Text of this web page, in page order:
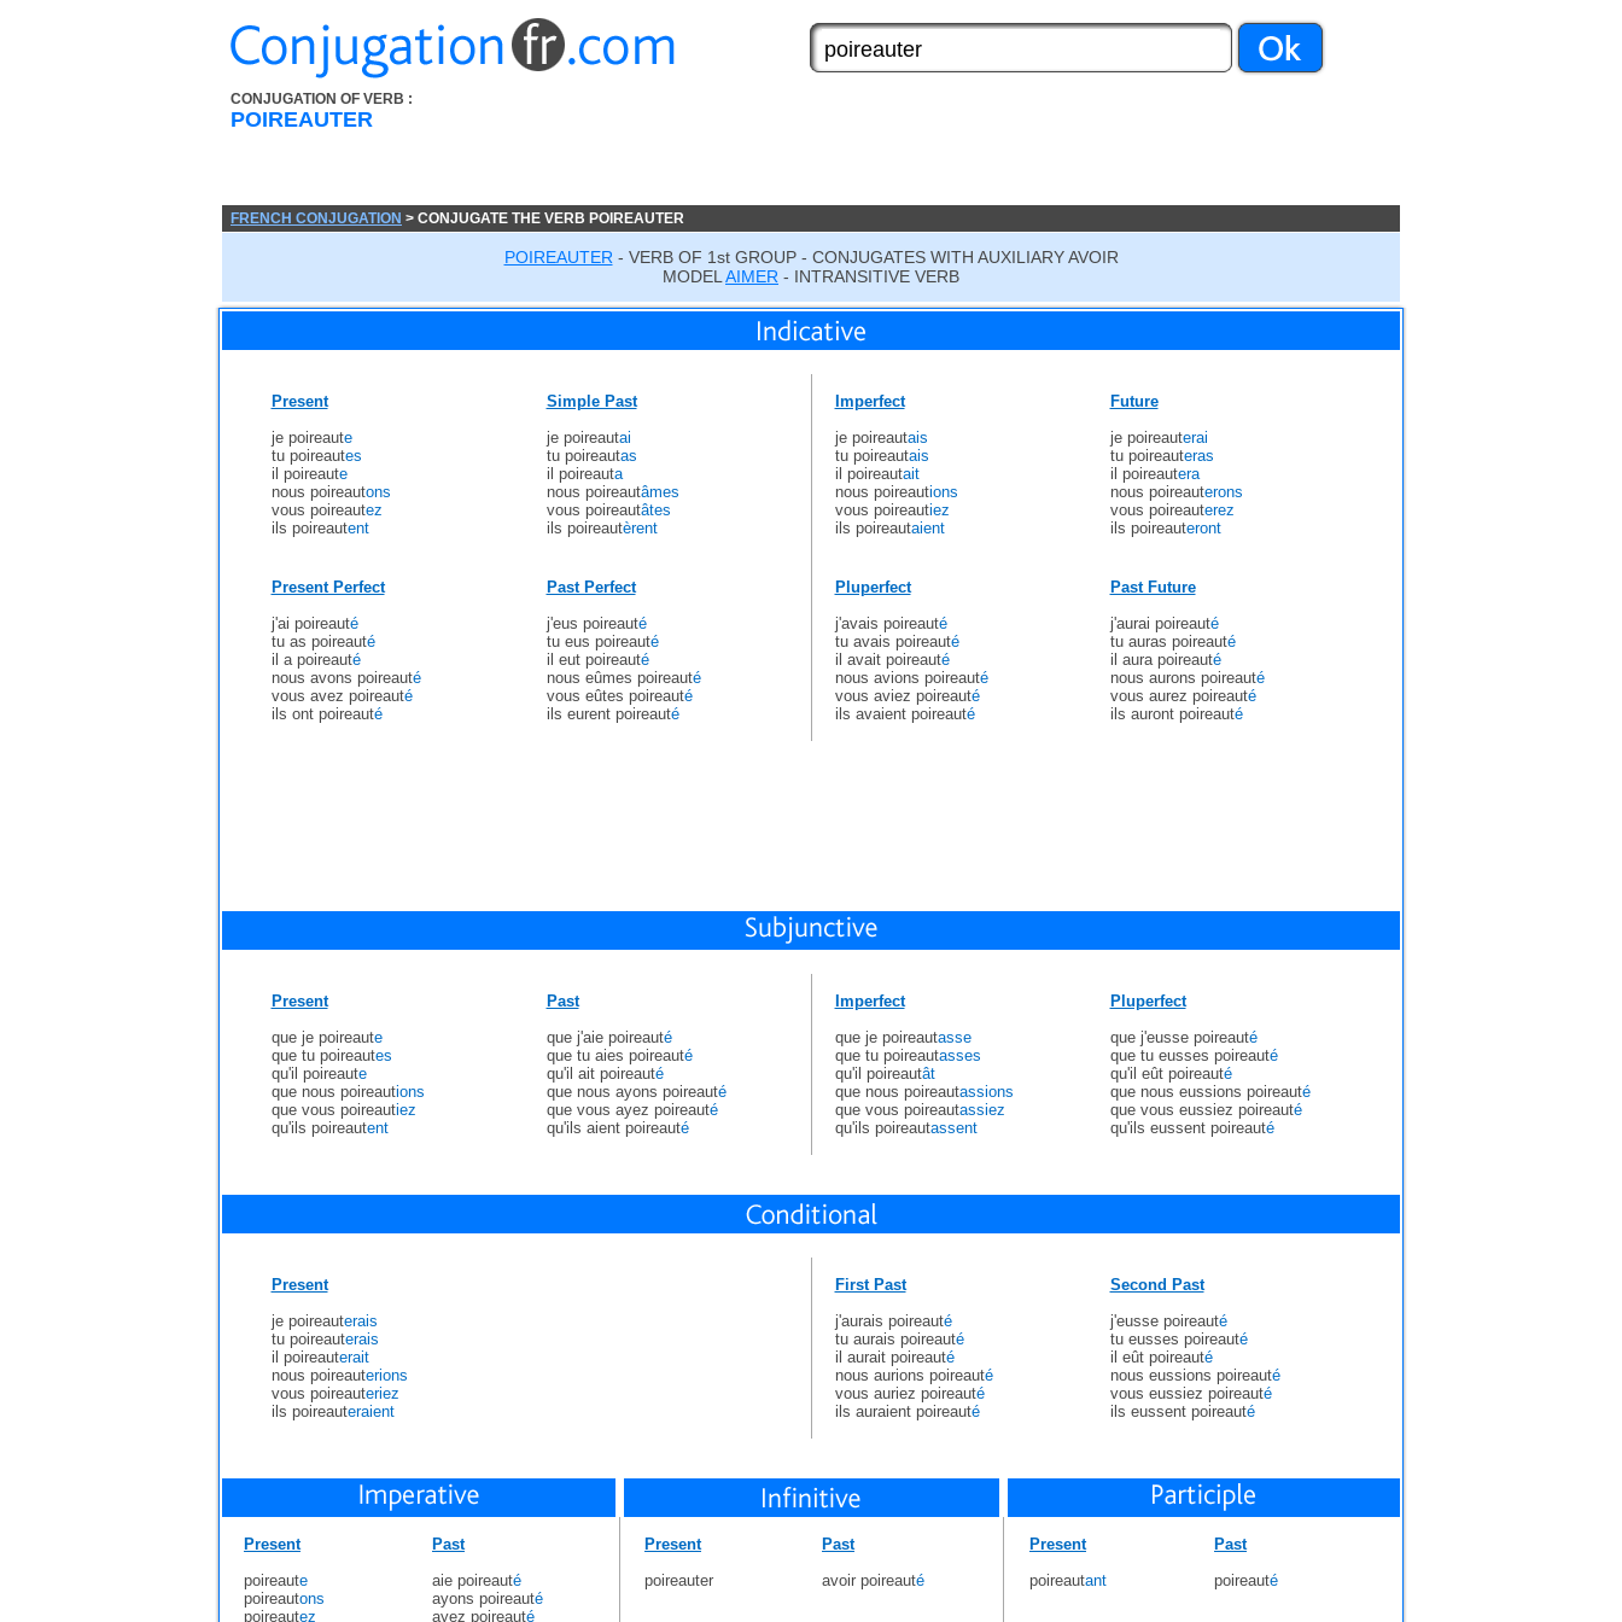
CONJUGATION OF VERB :
POIREAUTER
FRENCH CONJUGATION > CONJUGATE THE VERB POIREAUTER
POIREAUTER - VERB OF 1st GROUP - CONJUGATES WITH AUXILIARY AVOIR
MODEL AIMER - INTRANSITIVE VERB
Present
je poireaute
tu poireautes
il poireaute
nous poireautons
vous poireautez
ils poireautent
Simple Past
je poireautai
tu poireautas
il poireauta
nous poireautâmes
vous poireautâtes
ils poireautèrent
Present Perfect
j'ai poireauté
tu as poireauté
il a poireauté
nous avons poireauté
vous avez poireauté
ils ont poireauté
Past Perfect
j'eus poireauté
tu eus poireauté
il eut poireauté
nous eûmes poireauté
vous eûtes poireauté
ils eurent poireauté
Imperfect
je poireautais
tu poireautais
il poireautait
nous poireautions
vous poireautiez
ils poireautaient
Future
je poireauterai
tu poireauteras
il poireautera
nous poireauterons
vous poireauterez
ils poireauteront
Pluperfect
j'avais poireauté
tu avais poireauté
il avait poireauté
nous avions poireauté
vous aviez poireauté
ils avaient poireauté
Past Future
j'aurai poireauté
tu auras poireauté
il aura poireauté
nous aurons poireauté
vous aurez poireauté
ils auront poireauté
Present
que je poireaute
que tu poireautes
qu'il poireaute
que nous poireautions
que vous poireautiez
qu'ils poireautent
Past
que j'aie poireauté
que tu aies poireauté
qu'il ait poireauté
que nous ayons poireauté
que vous ayez poireauté
qu'ils aient poireauté
Imperfect
que je poireautasse
que tu poireautasses
qu'il poireautât
que nous poireautassions
que vous poireautassiez
qu'ils poireautassent
Pluperfect
que j'eusse poireauté
que tu eusses poireauté
qu'il eût poireauté
que nous eussions poireauté
que vous eussiez poireauté
qu'ils eussent poireauté
Present
je poireauterais
tu poireauterais
il poireauterait
nous poireauterions
vous poireauteriez
ils poireauteraient
First Past
j'aurais poireauté
tu aurais poireauté
il aurait poireauté
nous aurions poireauté
vous auriez poireauté
ils auraient poireauté
Second Past
j'eusse poireauté
tu eusses poireauté
il eût poireauté
nous eussions poireauté
vous eussiez poireauté
ils eussent poireauté
Present
poireaute
poireautons
poireautez
Past
aie poireauté
ayons poireauté
ayez poireauté
Present
poireauter
Past
avoir poireauté
Present
poireautant
Past
poireauté